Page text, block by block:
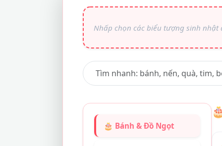
🎂 Bánh & Đồ Ngọt